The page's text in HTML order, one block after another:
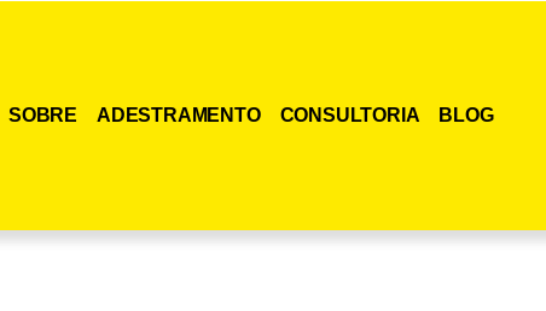
SOBRE ADESTRAMENTO CONSULTORIA BLOG